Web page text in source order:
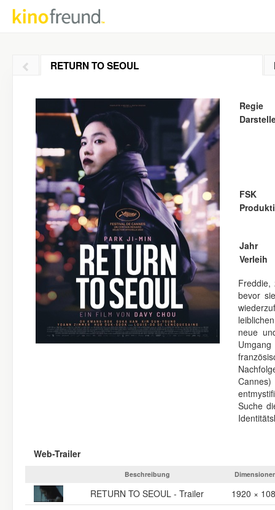
RETURN TO SEOUL
Regie
FSK
Jahr
Verleih
Freddie,
bevor
neue
Suche
Web-Trailer
Beschreibung
RETURN TO SEOUL - Trailer 1920 ×